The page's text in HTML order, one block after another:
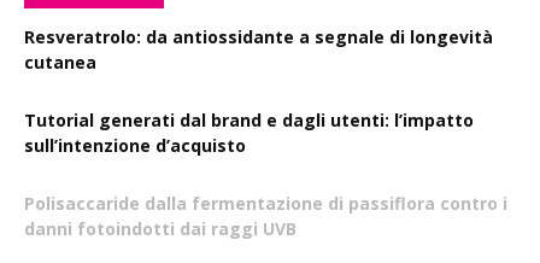
Resveratrolo: da antiossidante a segnale di longevità
cutanea
Tutorial generati dal brand e dagli utenti: l’impatto
sull’intenzione d’acquisto
Polisaccaride dalla fermentazione di passiflora contro i
danni fotoindotti dai raggi UVB